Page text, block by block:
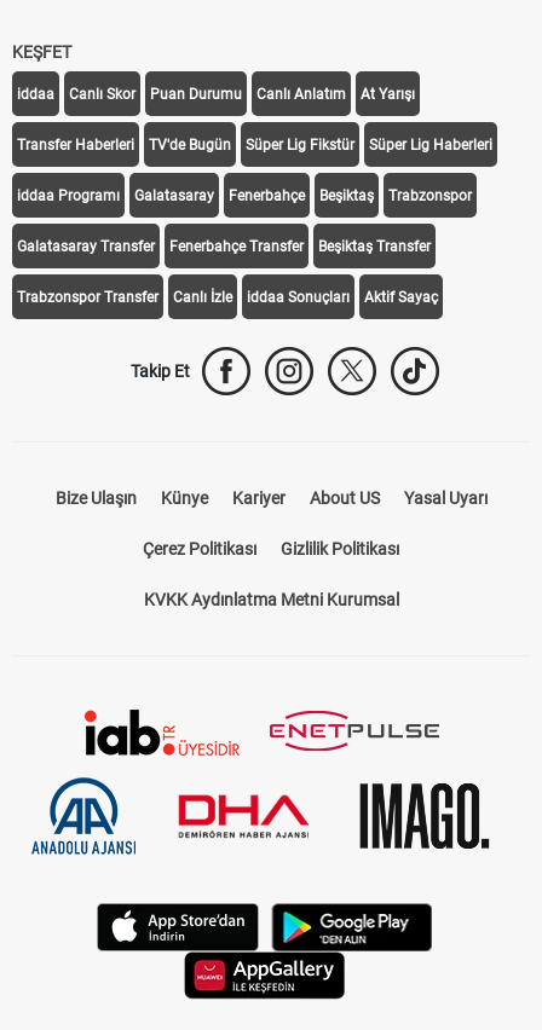
KEŞFET
iddaa Canlı Skor Puan Durumu Canlı Anlatım At Yarışı
Transfer Haberleri TV'de Bugün Süper Lig Fikstür Süper Lig Haberleri
iddaa Programı Galatasaray Fenerbahçe Beşiktaş Trabzonspor
Galatasaray Transfer Fenerbahçe Transfer Beşiktaş Transfer
Trabzonspor Transfer Canlı İzle iddaa Sonuçları Aktif Sayaç
Takip Et
Bize Ulaşın Künye Kariyer About US Yasal Uyarı
Çerez Politikası Gizlilik Politikası
KVKK Aydınlatma Metni Kurumsal